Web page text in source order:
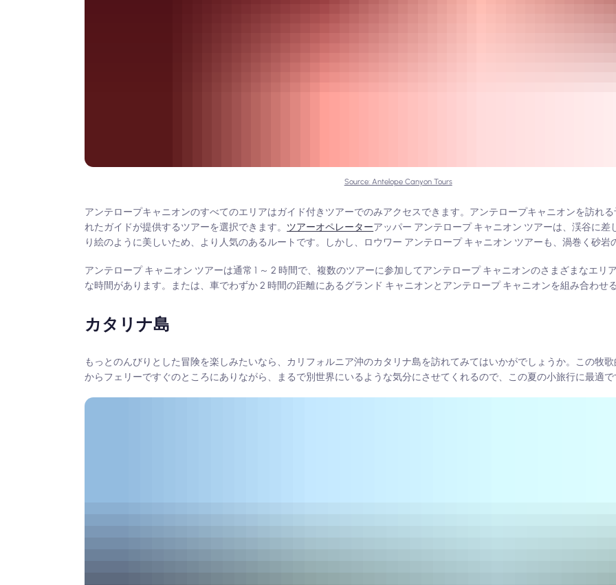
Source: Antelope Canyon Tours
アンテロープキャニオンのすべてのエリアはガイド付きツアーでのみアクセスできます。アンテロープキャニオンを訪れ
れたガイドが提供するツアーを選択できます。 ツアーオペレーターアッパー アンテロープ キャニオン ツアーは、渓谷に差
り絵のように美しいため、より人気のあるルートです。しかし、ロウワー アンテロープ キャニオン ツアーも、渦巻く砂岩
アンテロープ キャニオン ツアーは通常 1 ～ 2 時間で、複数のツアーに参加してアンテロープ キャニオンのさまざまなエリ
な時間があります。または、車でわずか 2 時間の距離にあるグランド キャニオンとアンテロープ キャニオンを組み合わせ
カタリナ島
もっとのんびりとした冒険を楽しみたいなら、カリフォルニア沖のカタリナ島を訪れてみてはいかがでしょうか。この牧
からフェリーですぐのところにありながら、まるで別世界にいるような気分にさせてくれるので、この夏の小旅行に最適で